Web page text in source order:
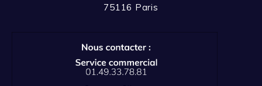
75116 Paris